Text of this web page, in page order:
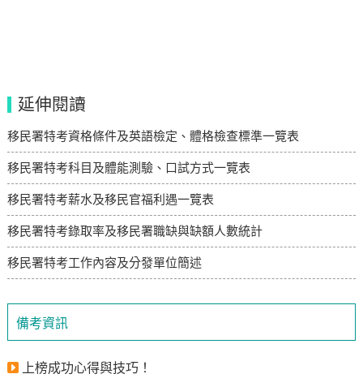
備考資訊
上榜成功心得與技巧！
延伸閱讀
移民署特考資格條件及英語檢定、體格檢查標準一覽表
移民署特考科目及體能測驗、口試方式一覽表
移民署特考薪水及移民官福利遇一覽表
移民署特考錄取率及移民署職缺與缺額人數統計
移民署特考工作內容及分發單位簡述